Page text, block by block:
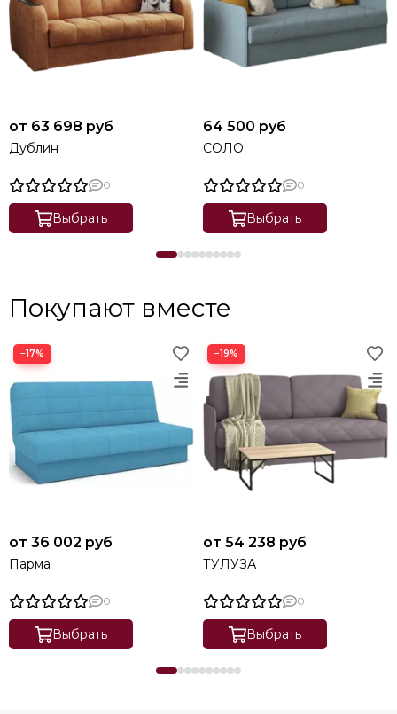
от 63 698 руб
Дублин
0
Выбрать
64 500 руб
СОЛО
0
Выбрать
Покупают вместе
−17%
от 36 002 руб
Парма
0
Выбрать
−19%
от 54 238 руб
ТУЛУЗА
0
Выбрать